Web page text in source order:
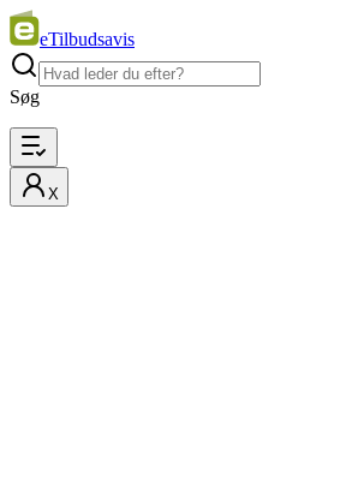
eTilbudsavis
Søg
X